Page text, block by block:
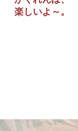
楽しいよ～。